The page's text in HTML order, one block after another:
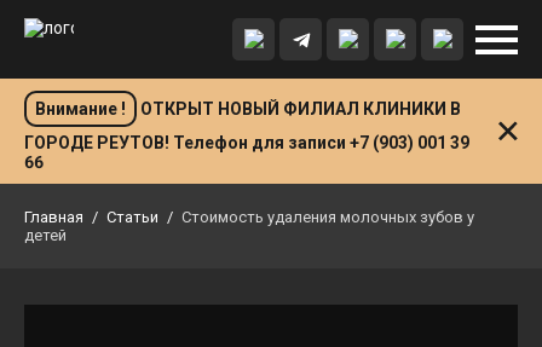
Внимание !
ОТКРЫТ НОВЫЙ ФИЛИАЛ КЛИНИКИ В
ГОРОДЕ РЕУТОВ! Телефон для записи +7 (903) 001 39
66
Главная / Статьи / Стоимость удаления молочных зубов у
детей